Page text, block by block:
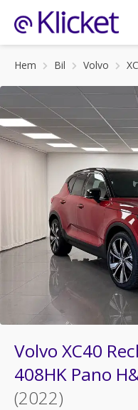
Hem Bil Volvo
Volvo XC40
408HK Pano
(2022)